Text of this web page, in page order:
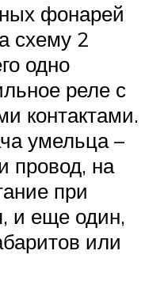
фонарей
схему 2
одно
реле с
контактами.
умельца –
провод, на
при
и еще один,
или